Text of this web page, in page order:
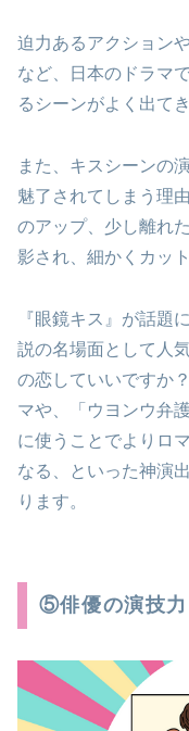
迫力あるアクション
など、日本のドラマ
るシーンがよく出てき
また、キスシーンの
魅了されてしまう理
のアップ、少し離れ
影され、細かくカッ
『眼鏡キス』が話題
説の名場面として人
の恋していいですか
マや、「ウヨンウ弁
に使うことでよりロ
なる、といった神演
ります。
⑤俳優の演技力